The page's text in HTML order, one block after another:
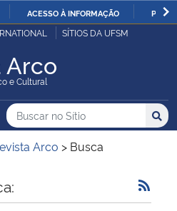
IR
O
ACESSO À INFORMAÇÃO
SÍTIOS DA UFSM
Arco
e Cultural
do Sítio
Busca
Buscar no no Sítio
Busca:
Arco > Busca